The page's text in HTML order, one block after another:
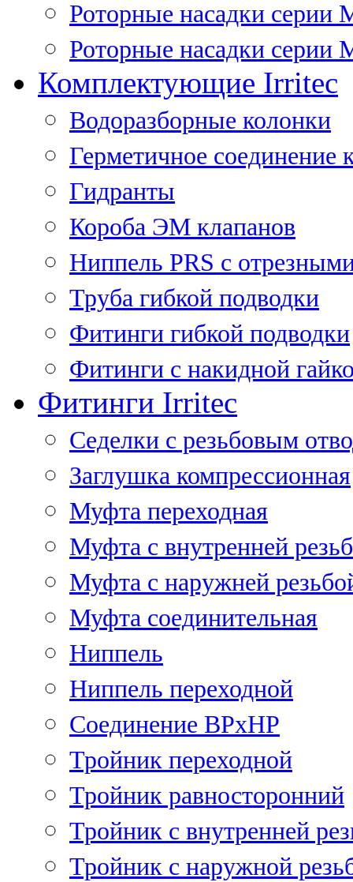
Роторные насадки серии
Роторные насадки серии
Комплектующие Irritec
Водоразборные колонки
Герметичное соединение
Гидранты
Короба ЭМ клапанов
Ниппель PRS с
Труба гибкой подводки
Фитинги гибкой подводки
Фитинги с накидной
Фитинги Irritec
Седелки с резьбовым
Заглушка компрессионная
Муфта переходная
Муфта с внутренней
Муфта с наружней
Муфта соединительная
Ниппель
Ниппель переходной
Соединение ВРхНР
Тройник переходной
Тройник равносторонний
Тройник с внутренней
Тройник с наружной